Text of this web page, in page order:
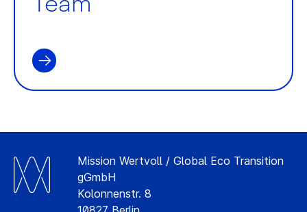
Team
Mission Wertvoll / Global Eco Transition
gGmbH
Kolonnenstr. 8